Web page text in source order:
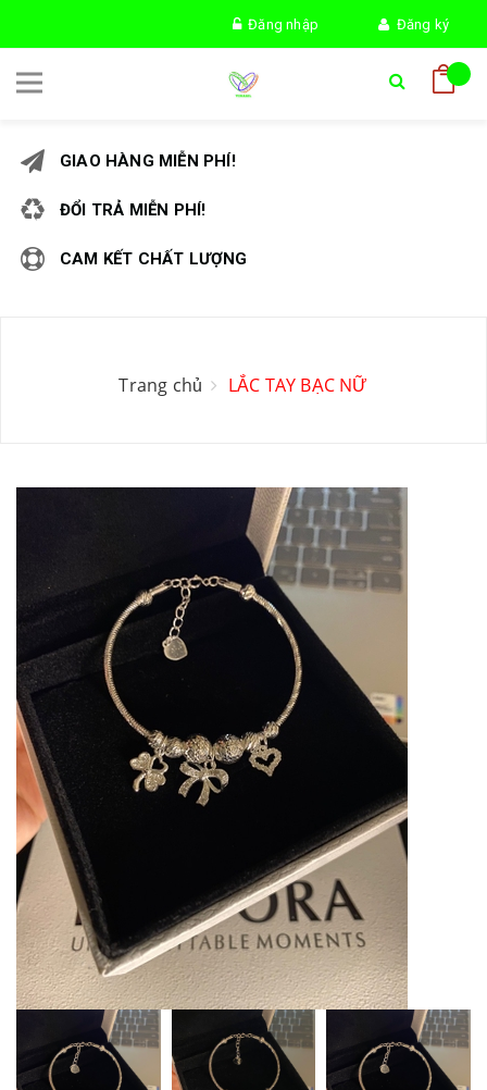
Đăng nhập Đăng ký
GIAO HÀNG MIỄN PHÍ!
ĐỔI TRẢ MIỄN PHÍ!
CAM KẾT CHẤT LƯỢNG
Trang chủ LẮC TAY BẠC NỮ